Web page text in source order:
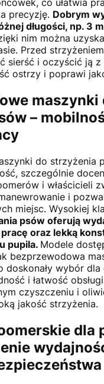
co ułatwia
precyzję. Dobrym
długości, np. 3
nim można
Przed
sierść i oczyścić ją
ostrzy i poprawi
maszynki
–
do strzyżenia
szczególnie
i właścicieli
i
miejsc. Wysokiej
psów oferują
oraz lekką
pupila. Modele
bezprzewodowa
doskonały wybór dla
i łatwość
czyszczeniu i
jakość strzyżenia.
dla